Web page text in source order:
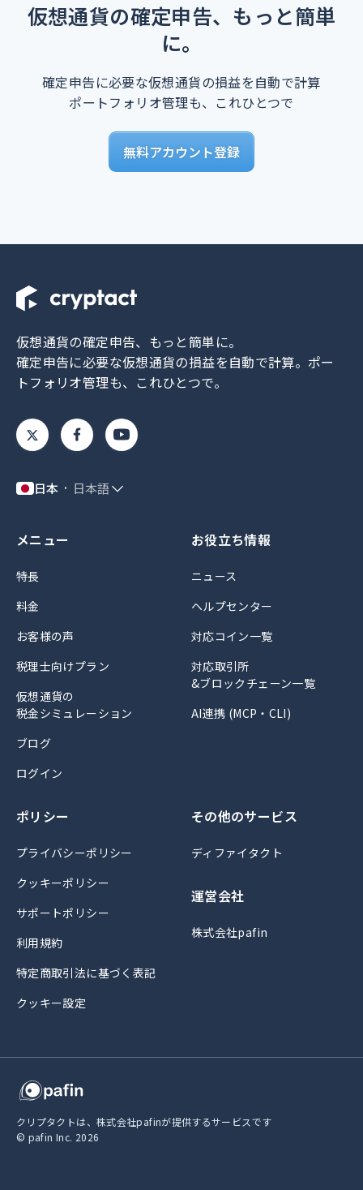
仮想通貨の確定申告、もっと簡単
に。
確定申告に必要な仮想通貨の損益を自動で計算
ポートフォリオ管理も、これひとつで
無料アカウント登録
仮想通貨の確定申告、もっと簡単に。
確定申告に必要な仮想通貨の損益を自動で計算。 ポー
トフォリオ管理も、これひとつで。
日本 日本語
メニュー
特長
料金
お客様の声
税理士向けプラン
仮想通貨の
税金シミュレーション
ブログ
ログイン
お役立ち情報
ニュース
ヘルプセンター
対応コイン一覧
対応取引所
&ブロックチェーン一覧
AI連携 (MCP・CLI)
ポリシー
プライバシーポリシー
クッキーポリシー
サポートポリシー
利用規約
特定商取引法に基づく表記
クッキー設定
その他のサービス
ディファイタクト
運営会社
株式会社pafin
クリプタクトは、株式会社pafinが提供するサービスです
© pafin Inc. 2026